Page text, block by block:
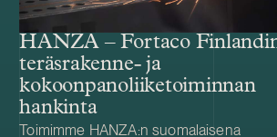
HANZA – Fortaco
teräsrakenne- ja
kokoonpanoliiketoiminnan
hankinta
Toimimme HANZA:n suomalaisena